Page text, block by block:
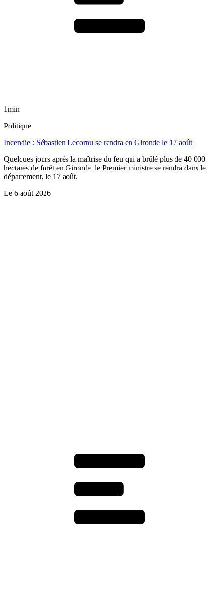
1min
Politique
Incendie : Sébastien Lecornu se rendra en Gironde le 17 août
Quelques jours après la maîtrise du feu qui a brûlé plus de 40 000
hectares de forêt en Gironde, le Premier ministre se rendra dans le
département, le 17 août.
Le 6 août 2026